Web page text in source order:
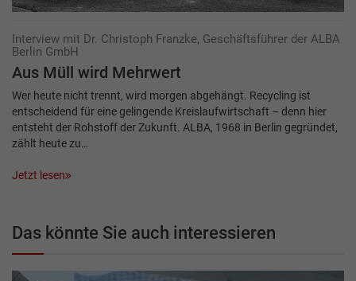
Interview mit Dr. Christoph Franzke, Geschäftsführer der ALBA
Berlin GmbH
Aus Müll wird Mehrwert
Wer heute nicht trennt, wird morgen abgehängt. Recycling ist
entscheidend für eine gelingende Kreislaufwirtschaft – denn hier
entsteht der Rohstoff der Zukunft. ALBA, 1968 in Berlin gegründet,
zählt heute zu…
Jetzt lesen
Das könnte Sie auch interessieren